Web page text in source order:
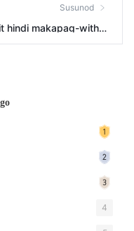
Susunod
hindi makapag-withd
4